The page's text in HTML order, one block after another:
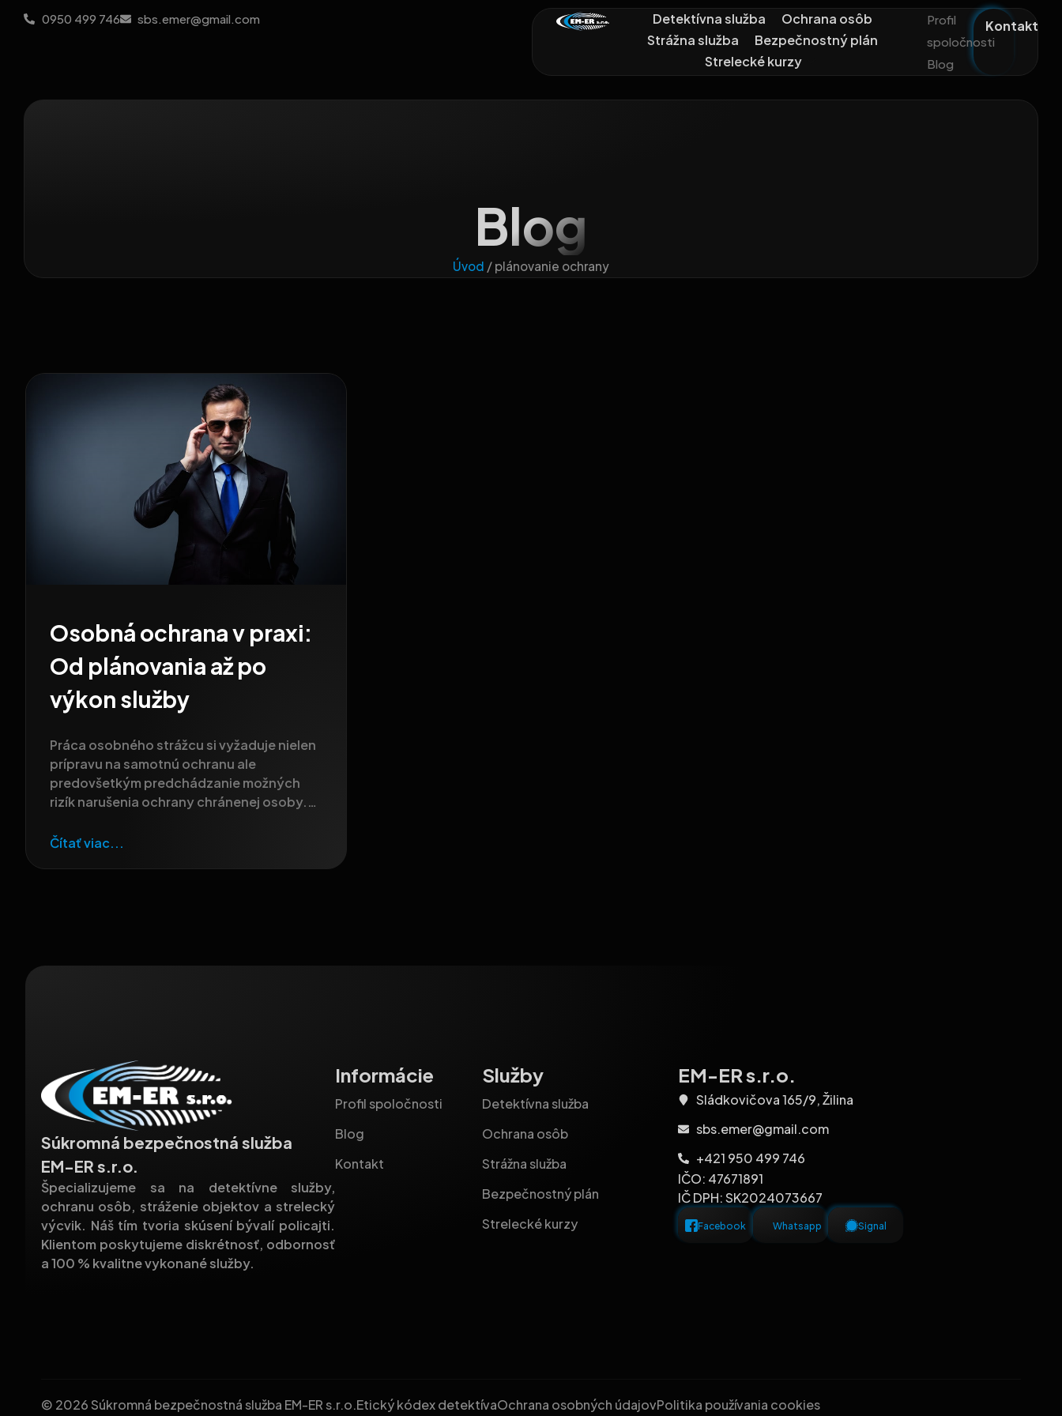
0950 499 746 sbs.emer@gmail.com Detektívna služba
Ochrana osôb
Strážna služba
Bezpečnostný plán
Strelecké kurzy
Profil
spoločnosti
Blog
Kontakt
Blog
Úvod / plánovanie ochrany
Osobná ochrana v praxi:
Od plánovania až po
výkon služby
Práca osobného strážcu si vyžaduje nielen
prípravu na samotnú ochranu ale
predovšetkým predchádzanie možných
rizík narušenia ochrany chránenej osoby.
Čítať viac...
Súkromná bezpečnostná služba
EM-ER s.r.o.
Špecializujeme sa na detektívne služby,
ochranu osôb, stráženie objektov a strelecký
výcvik. Náš tím tvoria skúsení bývalí policajti.
Klientom poskytujeme diskrétnosť, odbornosť
a 100 % kvalitne vykonané služby.
Informácie
Profil spoločnosti
Blog
Kontakt
Služby
Detektívna služba
Ochrana osôb
Strážna služba
Bezpečnostný plán
Strelecké kurzy
EM-ER s.r.o.
Sládkovičova 165/9, Žilina
sbs.emer@gmail.com
+421 950 499 746
IČO: 47671891
IČ DPH: SK2024073667
Facebook Whatsapp Signal
© 2026 Súkromná bezpečnostná služba EM-ER s.r.o.Etický kódex detektívaOchrana osobných údajovPolitika používania cookies